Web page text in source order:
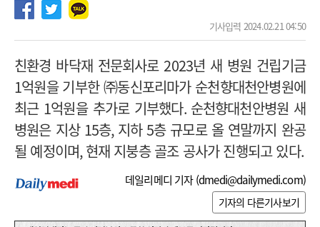
기사입력 2024.02.21 04:50
친환경 바닥재 전문회사로 2023년 새 병원 건립기금
1억원을 기부한 ㈜동신포리마가 순천향대천안병원에
최근 1억원을 추가로 기부했다. 순천향대천안병원 새
병원은 지상 15층, 지하5층 규모로 올 연말까지 완공
될 예정이며,현재 지붕층 골조 공사가 진행되고 있다.
데일리메디 기자 (dmedi@dailymedi.com)
기자의 다른기사보기